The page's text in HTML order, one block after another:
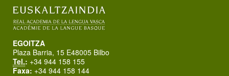
EGOITZA
Plaza Barria, 15 E48005 Bilbo
Tel.: +34 944 158 155
Faxa: +34 944 158 144